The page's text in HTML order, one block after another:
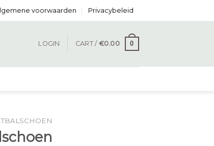
voorwaarden Privacybeleid
LOGIN CART / €0.00 0